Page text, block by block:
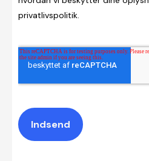
privatlivspolitik.
Indsend